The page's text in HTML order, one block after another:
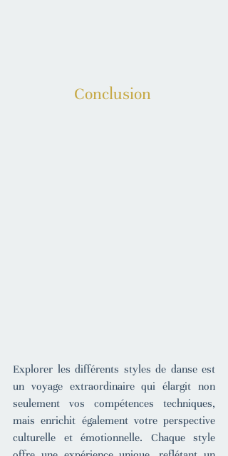
Conclusion
Explorer les différents styles de danse est
un voyage extraordinaire qui élargit non
seulement vos compétences techniques,
mais enrichit également votre perspective
culturelle et émotionnelle. Chaque style